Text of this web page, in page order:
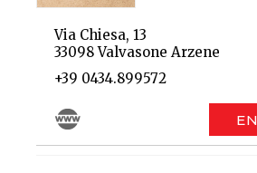
Via Chiesa, 13
33098 Valvasone Arzene
+39 0434.899572